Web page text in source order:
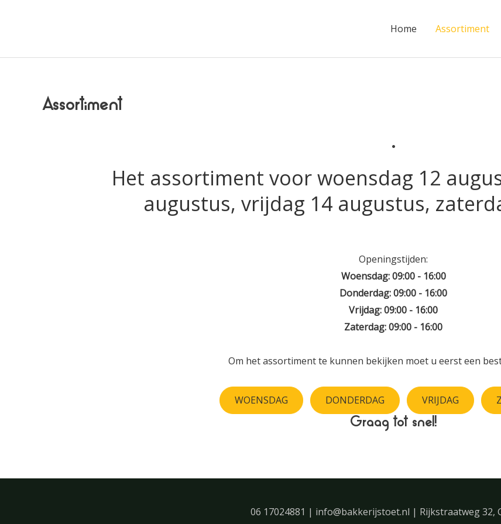
inhoud
Home Assortiment
Assortiment
.
Het assortiment voor woensdag 12
augustus, vrijdag 14 augustus,
Openingstijden:
Woensdag: 09:00 - 16:00
Donderdag: 09:00 - 16:00
Vrijdag: 09:00 - 16:00
Zaterdag: 09:00 - 16:00
Om het assortiment te kunnen bekijken moet u eerst een
WOENSDAG DONDERDAG VRIJDAG
Graag tot snel!
06 17024881 | info@bakkerijstoet.nl | Rijkstraatweg 32,